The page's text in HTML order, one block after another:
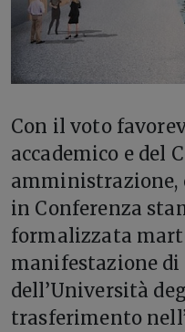
Con il voto
accademico e del
amministrazione,
in Conferenza
formalizzata
manifestazione di
dell’Università
trasferimento